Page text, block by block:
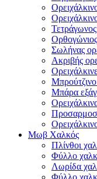
Σωλήνας
Ακριβής
Μπάρα
Μωβ Χαλκός
Πλίνθοι
Φύλλο
Λωρίδα
Φύλλο